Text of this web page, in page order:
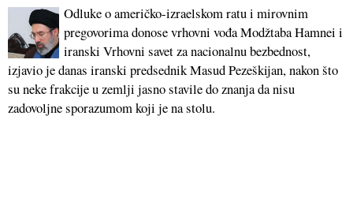
Odluke o američko-izraelskom ratu i mirovnim
pregovorima donose vrhovni vođa Modžtaba Hamnei i
iranski Vrhovni savet za nacionalnu bezbednost,
izjavio je danas iranski predsednik Masud Pezeškijan, nakon što
su neke frakcije u zemlji jasno stavile do znanja da nisu
zadovoljne sporazumom koji je na stolu.